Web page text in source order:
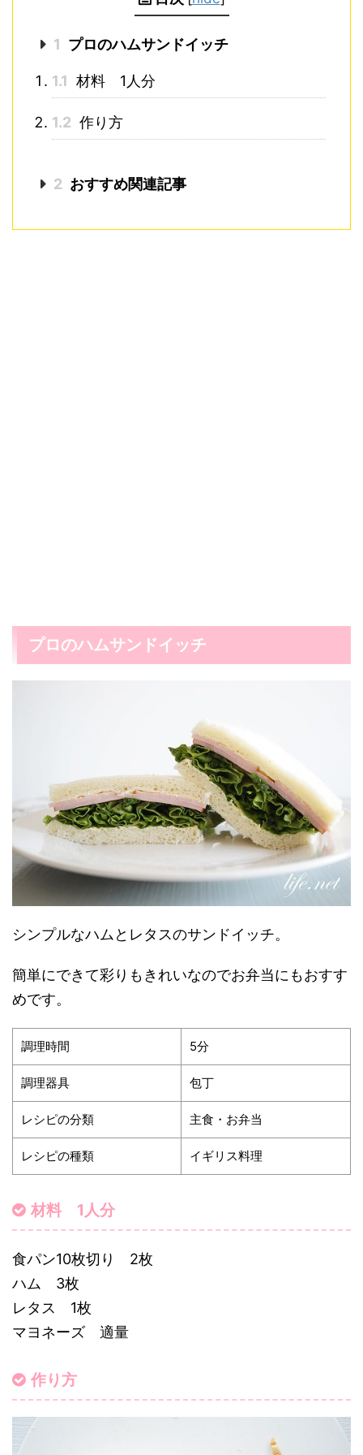
1 プロのハムサンドイッチ
1.1 材料 1人分
1.2 作り方
2 おすすめ関連記事
プロのハムサンドイッチ
シンプルなハムとレタスのサンドイッチ。
簡単にできて彩りもきれいなのでお弁当にもおすす
めです。
調理時間 5分
調理器具 包丁
レシピの分類 主食・お弁当
レシピの種類 イギリス料理
材料 1人分
食パン10枚切り 2枚
ハム 3枚
レタス 1枚
マヨネーズ 適量
作り方